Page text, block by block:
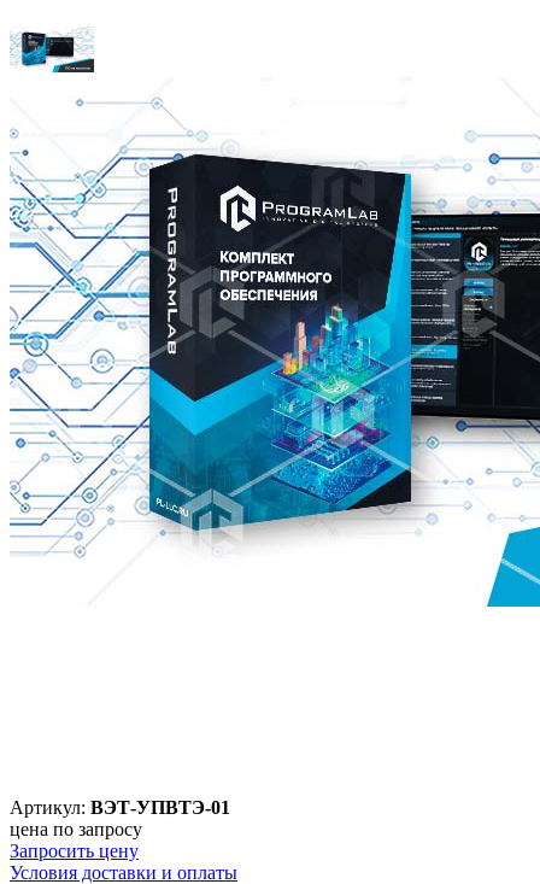
Артикул: ВЭТ-УПВТЭ-01
цена по запросу
Запросить цену
Условия доставки и оплаты